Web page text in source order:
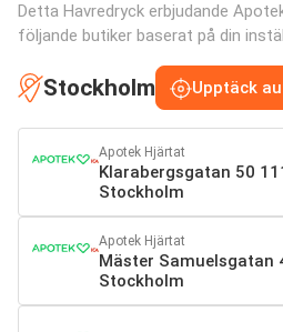
Detta Havredryck erbjudande
följande butiker baserat på din
Stockholm Upptäck
Apotek Hjärtat
Klarabergsgatan 50
Stockholm
Apotek Hjärtat
Mäster Samuelsgatan
Stockholm